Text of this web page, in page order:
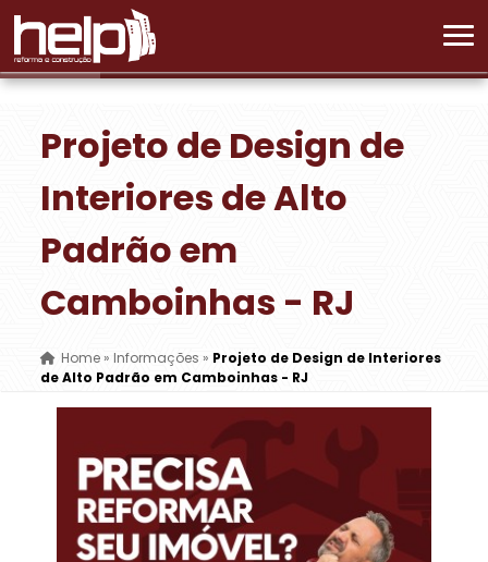
Projeto de Design de
Interiores de Alto
Padrão em
Camboinhas - RJ
Home»Informações » Projeto de Design de Interiores
de Alto Padrão em Camboinhas - RJ